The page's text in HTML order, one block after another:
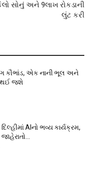
સોનું અને 9લાખ રોકડાની
લુંટ કરી
કૌભાંડ, એક નાની ભૂલ અને
થઈ જશે
AIનો ભવ્ય કાર્યક્રમ,